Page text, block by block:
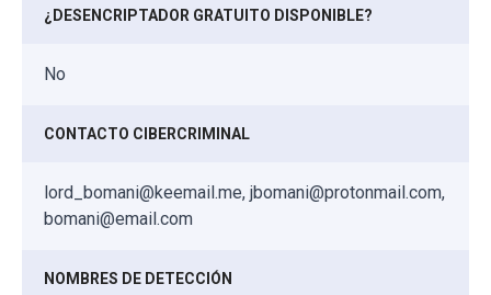
¿DESENCRIPTADOR GRATUITO DISPONIBLE?
No
CONTACTO CIBERCRIMINAL
lord_bomani@keemail.me, jbomani@protonmail.com,
bomani@email.com
NOMBRES DE DETECCIÓN